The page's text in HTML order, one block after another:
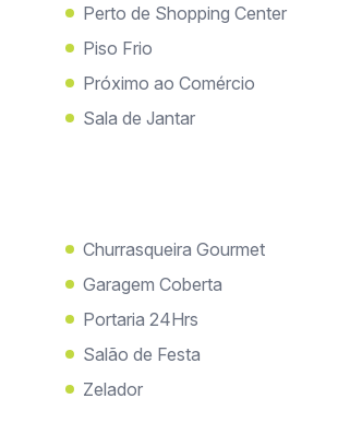
Perto de Shopping Center
Piso Frio
Próximo ao Comércio
Sala de Jantar
Churrasqueira Gourmet
Garagem Coberta
Portaria 24Hrs
Salão de Festa
Zelador